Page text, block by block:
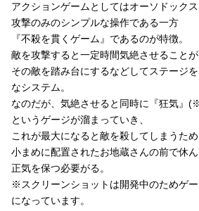
アクションゲームとしてはオーソドック
攻撃のみのシンプルな操作である一方
『不殺を貫くゲーム』であるのが特徴。
敵を攻撃すると一定時間気絶させることが
その敵を踏み台にするなどしてステージ
なシステム。
なのだが、気絶させると同時に『狂気』
というゲージが溜まっていき、
これが最大になると敵を殺してしまうため
小まめに配置されたお地蔵さんの前で休ん
正気を保つ必要がる。
※スクリーンショットは開発中のためゲー
になっています。